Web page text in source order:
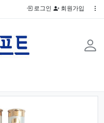
로그인 회원가입